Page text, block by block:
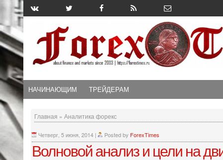
НАЧИНАЮЩИМ ТРЕЙДЕРАМ
Главная » Аналитика форекс
Четверг, 5 июня, 2014 | Posted by ForexTimes
Волновой анализ и цели на